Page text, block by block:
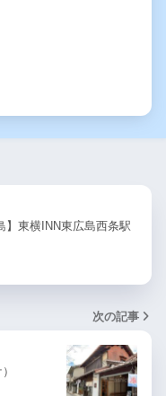
】東横INN東広島西条駅
次の記事